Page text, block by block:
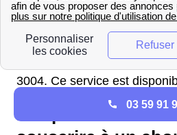
concerne uniquement son
diagnostic est réalisable en
d’Enedis. Si nécessaire,
3004. Ce service est
Les procédures à
03 59 91